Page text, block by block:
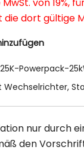
dort gültige
Powerpack-
Wechselrichter,
nur durch
den